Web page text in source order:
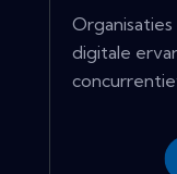
digitale